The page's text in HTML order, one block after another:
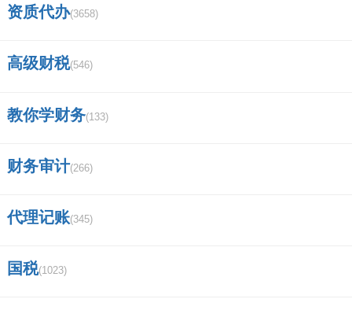
证券交易APP哪个好？
广发证券营业部的营业时间是几点到几
证券法的读音？
怎么查找股票的质押率？
资质代办(3658)
高级财税(546)
教你学财务(133)
财务审计(266)
代理记账(345)
国税(1023)